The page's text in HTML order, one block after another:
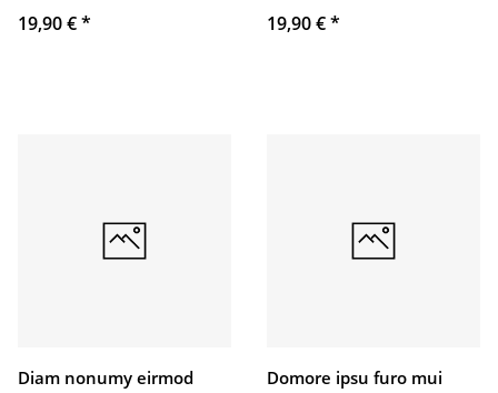
19,90 €* 19,90 €*
Diam nonumy eirmod
Domore ipsu furo mui